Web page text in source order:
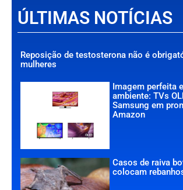
ÚLTIMAS NOTÍCIAS
Reposição de testosterona não é
mulheres
Imagem perfeita
ambiente: TVs
Samsung em
Amazon
Casos de raiva
colocam